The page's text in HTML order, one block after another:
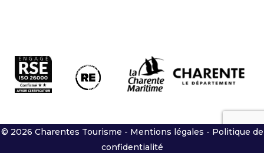
© 2026 Charentes Tourisme - Mentions légales - Politique de
confidentialité